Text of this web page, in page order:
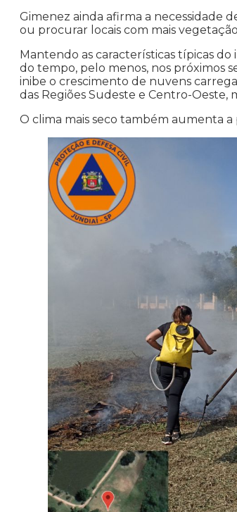
Gimenez ainda afirma a necessidade
ou procurar locais com mais
Mantendo as características típicas
do tempo, pelo menos, nos próximos
inibe o crescimento de nuvens
das Regiões Sudeste e Centro-Oeste,
O clima mais seco também aumenta